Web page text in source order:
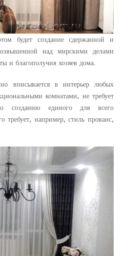
будет создание сдержанной и
над мирскими делами
и благополучия хозяев дома.
вписывается в интерьер любых
комнатами, не требует
созданию единого для всего
требует, например, стиль прованс,